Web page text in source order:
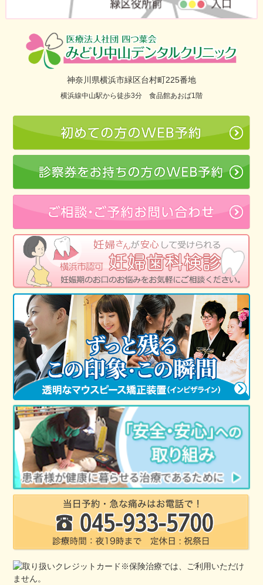
神奈川県横浜市緑区台村町225番地
横浜線中山駅から徒歩3分 食品館あおば1階